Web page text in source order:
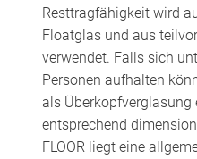
Resttragfähigkeit wird
Floatglas und aus
verwendet. Falls sich
Personen aufhalten
als
entsprechend
FLOOR liegt eine